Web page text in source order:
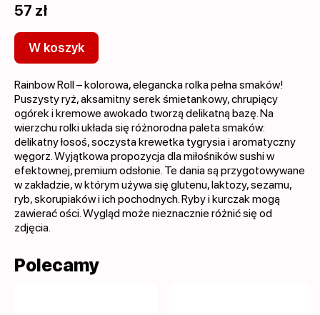
57 zł
W koszyk
Rainbow Roll – kolorowa, elegancka rolka pełna smaków!
Puszysty ryż, aksamitny serek śmietankowy, chrupiący
ogórek i kremowe awokado tworzą delikatną bazę. Na
wierzchu rolki układa się różnorodna paleta smaków:
delikatny łosoś, soczysta krewetka tygrysia i aromatyczny
węgorz. Wyjątkowa propozycja dla miłośników sushi w
efektownej, premium odsłonie. Te dania są przygotowywane
w zakładzie, w którym używa się glutenu, laktozy, sezamu,
ryb, skorupiaków i ich pochodnych. Ryby i kurczak mogą
zawierać ości. Wygląd może nieznacznie różnić się od
zdjęcia.
Polecamy